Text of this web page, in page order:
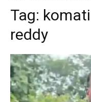
Tag:
reddy